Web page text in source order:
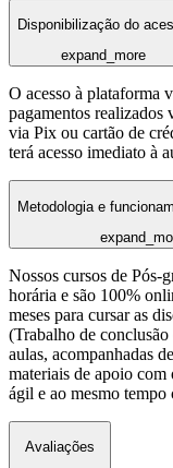
Disponibilização do
expand_more
O acesso à plataforma
pagamentos realizados
via Pix ou cartão de
terá acesso imediato à
Metodologia e
Nossos cursos de Pós-
horária e são 100%
meses para cursar as
(Trabalho de
aulas, acompanhadas
materiais de apoio
ágil e ao mesmo tempo
Avaliações